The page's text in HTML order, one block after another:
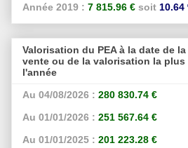
Année 2019 : 7 815.96 € soit 10.64
Valorisation du PEA à la date de
vente ou de la valorisation la plus
l'année
Au 04/08/2026 : 280 830.74 €
Au 01/01/2026 : 251 567.64 €
Au 01/01/2025 : 201 223.28 €